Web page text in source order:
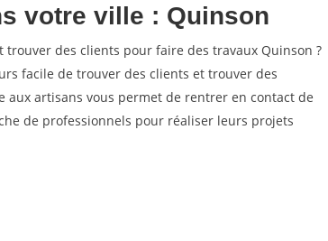
votre ville : Quinson
des clients pour faire des travaux Quinson ?
facile de trouver des clients et trouver des
artisans vous permet de rentrer en contact de
de professionnels pour réaliser leurs projets